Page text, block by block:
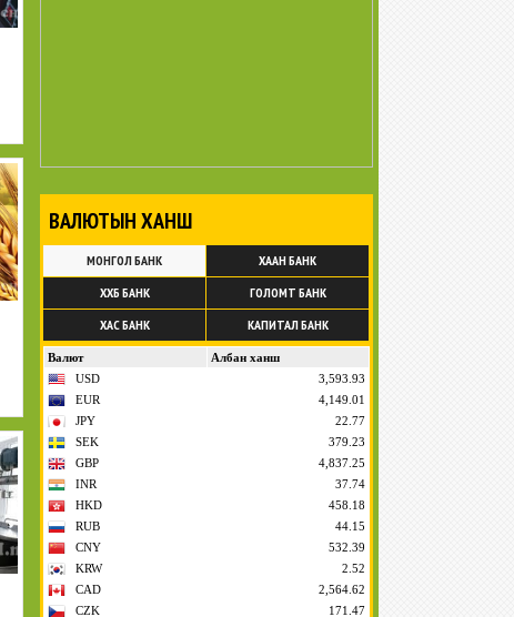
ВАЛЮТЫН ХАНШ
МОНГОЛ БАНК
ХААН БАНК
ХХБ БАНК
ГОЛОМТ БАНК
ХАС БАНК
КАПИТАЛ БАНК